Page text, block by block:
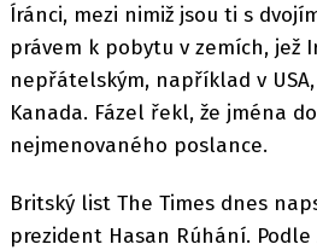
Íránci, mezi nimiž jsou ti s
právem k pobytu v zemích, jež
nepřátelským, například v
Kanada. Fázel řekl, že jména
nejmenovaného poslance.
Britský list The Times dnes
prezident Hasan Rúhání.